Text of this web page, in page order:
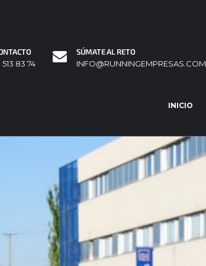
513 83 74
SÚMATE AL RETO
INFO@RUNNINGEMPRESAS.COM
INICIO